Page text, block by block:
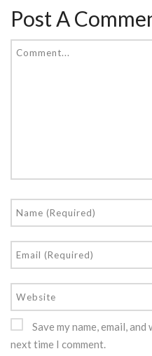
Post A
Save my name, email,
next time I comment.